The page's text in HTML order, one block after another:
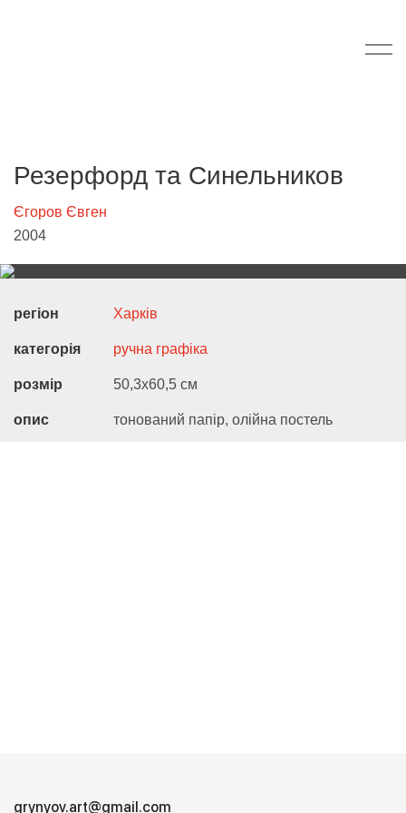
Резерфорд та Синельников
Єгоров Євген
2004
регіон Харків
категорія ручна графіка
розмір 50,3х60,5 см
опис тонований папір, олійна постель
grynyov.art@gmail.com